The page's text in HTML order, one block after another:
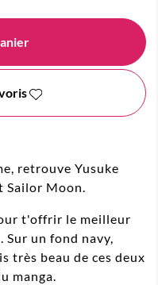
retrouve Yusuke
Sailor Moon.
t'offrir le meilleur
Sur un fond navy,
très beau de ces deux
manga.